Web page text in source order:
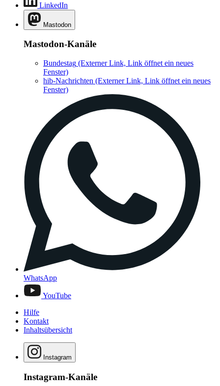
LinkedIn
Mastodon
Mastodon-Kanäle
Bundestag (Externer Link, Link öffnet ein neues
Fenster)
hib-Nachrichten (Externer Link, Link öffnet ein neues
Fenster)
WhatsApp
YouTube
Hilfe
Kontakt
Inhaltsübersicht
Instagram
Instagram-Kanäle